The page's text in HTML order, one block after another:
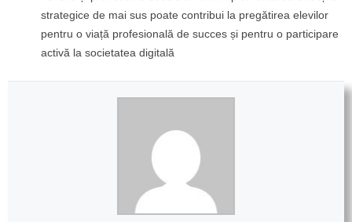
strategice de mai sus poate contribui la pregătirea elevilor
pentru o viață profesională de succes și pentru o participare
activă la societatea digitală